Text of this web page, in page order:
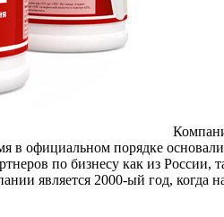
в официальном порядке
по бизнесу как из России,
является 2000-ый год, когда